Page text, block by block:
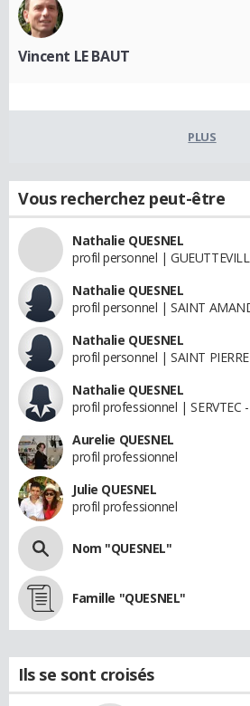
Vincent LE BAUT
PLUS
Vous recherchez peut-être
Nathalie QUESNEL
profil personnel |
Nathalie QUESNEL
profil personnel | SAINT
Nathalie QUESNEL
profil personnel | SAINT
Nathalie QUESNEL
profil professionnel | SERVTEC
Aurelie QUESNEL
profil professionnel
Julie QUESNEL
profil professionnel
Nom "QUESNEL"
Famille "QUESNEL"
Ils se sont croisés